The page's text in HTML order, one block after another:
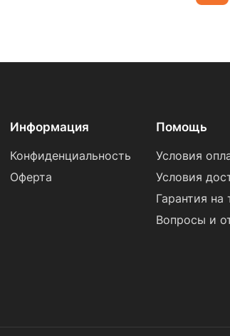
Информация
Конфиденциальность
Оферта
Помощь
Условия
Условия
Гарантия на
Вопросы и